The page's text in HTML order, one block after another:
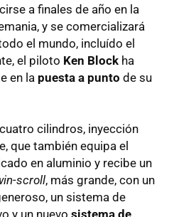
a finales de año en la
y se comercializará
el mundo, incluído el
el piloto Ken Block ha
en la puesta a punto de su
cilindros, inyección
que también equipa el
en aluminio y recibe un
scroll, más grande, con un
un sistema de
y un nuevo sistema de